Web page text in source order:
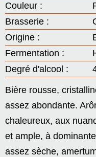
Couleur :
Brasserie :
Origine :
Fermentation :
Degré d'alcool :
Bière rousse,
assez abondante.
chaleureux, aux
et ample, à
assez sèche,